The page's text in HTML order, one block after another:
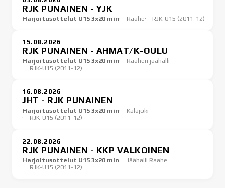
RJK PUNAINEN - YJK
Harjoitusottelut U15 3x20 min Raahe RJK-U15 (2011-12)
15.08.2026
RJK PUNAINEN - AHMAT/K-OULU
Harjoitusottelut U15 3x20 min
Raahen jäähalli
RJK-U15 (2011-12)
16.08.2026
JHT - RJK PUNAINEN
Harjoitusottelut U15 3x20 min
Kalajoki
RJK-U15 (2011-12)
22.08.2026
RJK PUNAINEN - KKP VALKOINEN
Harjoitusottelut U15 3x20 min
Jäähalli Raahe
RJK-U15 (2011-12)